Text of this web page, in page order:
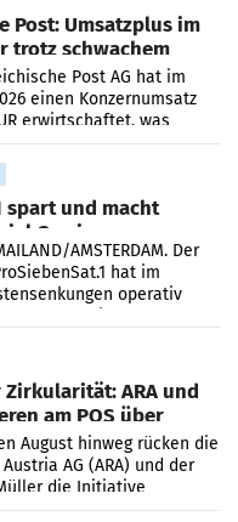
Post: Umsatzplus im
trotz schwachem
Post AG hat im
einen Konzernumsatz
erwirtschaftet, was
Prozent gegenüber dem
spart und macht
Gewinn
AMSTERDAM. Der
hat im
operativ
Zirkularität: ARA und
am POS über
August hinweg rücken die
AG (ARA) und der
die Initiative
in allen österreichischen